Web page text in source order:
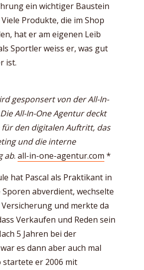
ein wichtiger Baustein
Produkte, die im Shop
hat er am eigenen Leib
Sportler weiss er, was gut
ist.
gesponsert von der All-In-
All-In-One Agentur deckt
für den digitalen Auftritt, das
und die interne
ab. all-in-one-agentur.com *
hat Pascal als Praktikant in
Sporen abverdient, wechselte
und merkte da
Verkaufen und Reden sein
5 Jahren bei der
es dann aber auch mal
startete er 2006 mit